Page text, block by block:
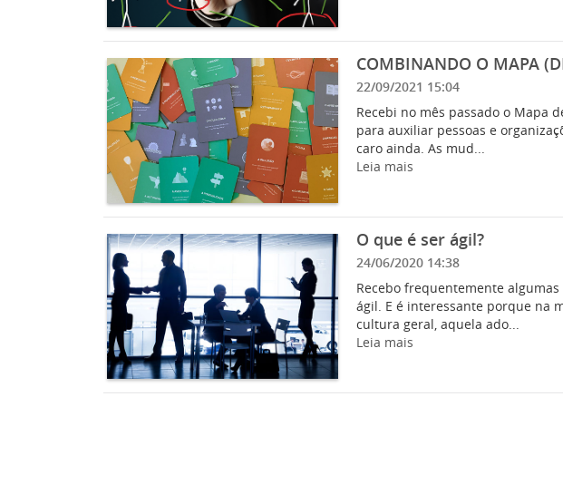
COMBINANDO O MAPA
22/09/2021 15:04
Recebi no mês passado o Mapa
para auxiliar pessoas e
caro ainda. As mud...
Leia mais
O que é ser ágil?
24/06/2020 14:38
Recebo frequentemente
ágil. E é interessante porque na
cultura geral, aquela ado...
Leia mais